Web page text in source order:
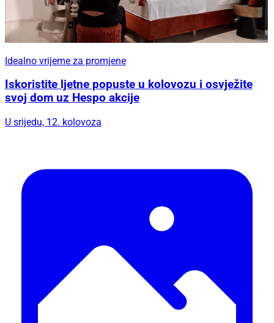
Idealno vrijeme za promjene
Iskoristite ljetne popuste u kolovozu i osvježite
svoj dom uz Hespo akcije
U srijedu, 12. kolovoza